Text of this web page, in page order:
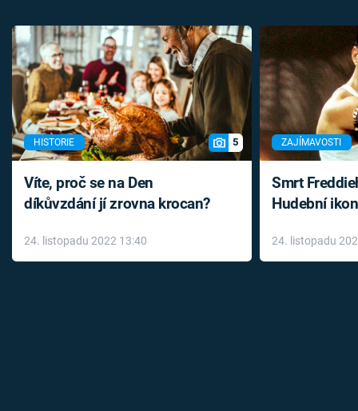
HISTORIE 5
Víte, proč se na Den
díkůvzdání jí zrovna krocan?
24. listopadu 2022 13:40
ZAJÍMAVOSTI
Smrt
Hudební
léky
24. listopadu